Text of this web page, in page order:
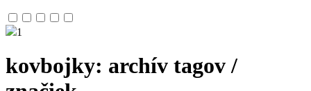
1
kovbojky: archív tagov /